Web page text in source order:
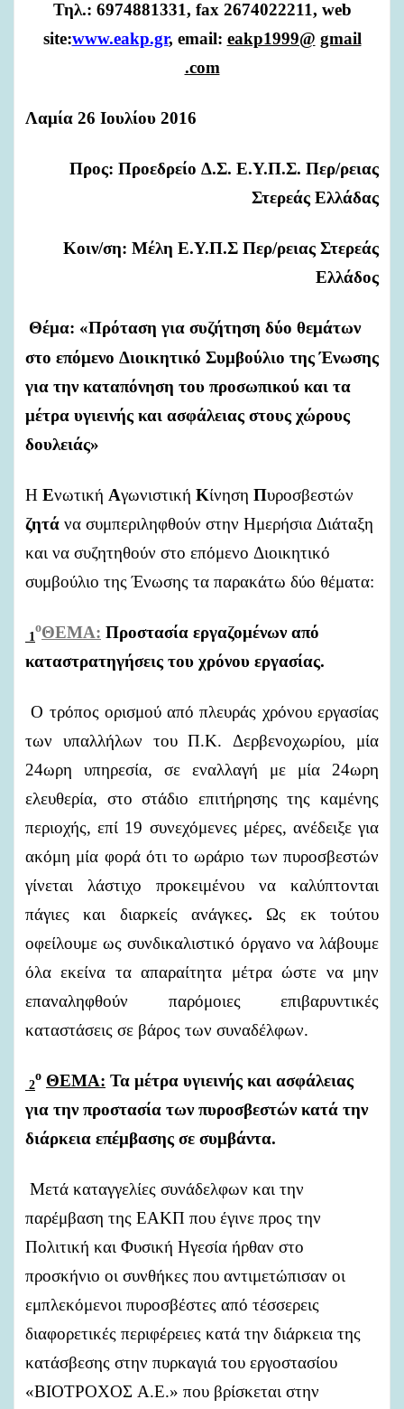
Τηλ.: 6974881331, fax 2674022211, web
site:www.eakp.gr, email: eakp1999@ gmail
.com
Λαμία 26 Ιουλίου 2016
Προς: Προεδρείο Δ.Σ. Ε.Υ.Π.Σ. Περ/ρειας
Στερεάς Ελλάδας
Κοιν/ση: Μέλη Ε.Υ.Π.Σ Περ/ρειας Στερεάς
Ελλάδος
Θέμα: «Πρόταση για συζήτηση δύο θεμάτων
στο επόμενο Διοικητικό Συμβούλιο της Ένωσης
για την καταπόνηση του προσωπικού και τα
μέτρα υγιεινής και ασφάλειας στους χώρους
δουλειάς»
Η Ενωτική Αγωνιστική Κίνηση Πυροσβεστών
ζητά να συμπεριληφθούν στην Ημερήσια Διάταξη
και να συζητηθούν στο επόμενο Διοικητικό
συμβούλιο της Ένωσης τα παρακάτω δύο θέματα:
1
οΘΕΜΑ: Προστασία εργαζομένων από
καταστρατηγήσεις του χρόνου εργασίας.
Ο τρόπος ορισμού από πλευράς χρόνου εργασίας
των
υπαλλήλων του Π.Κ. Δερβενοχωρίου,
μία
24ωρη
υπηρεσία, σε εναλλαγή με μία
24ωρη
ελευθερία, στο στάδιο επιτήρησης της καμένης
περιοχής, επί 19 συνεχόμενες μέρες, ανέδειξε για
ακόμη μία φορά ότι το ωράριο των πυροσβεστών
γίνεται
λάστιχο προκειμένου να
καλύπτονται
πάγιες
και διαρκείς ανάγκες. Ως εκ
τούτου
οφείλουμε ως συνδικαλιστικό όργανο να λάβουμε
όλα εκείνα τα απαραίτητα μέτρα ώστε να μην
επαναληφθούν
παρόμοιες
επιβαρυντικές
καταστάσεις σε βάρος των συναδέλφων.
2
ο ΘΕΜΑ: Τα μέτρα υγιεινής και ασφάλειας
για την προστασία των πυροσβεστών κατά την
διάρκεια επέμβασης σε συμβάντα.
Μετά καταγγελίες συνάδελφων και την
παρέμβαση της ΕΑΚΠ που έγινε προς την
Πολιτική και Φυσική Ηγεσία ήρθαν στο
προσκήνιο οι συνθήκες που αντιμετώπισαν οι
εμπλεκόμενοι πυροσβέστες από τέσσερεις
διαφορετικές περιφέρειες κατά την διάρκεια της
κατάσβεσης στην πυρκαγιά του εργοστασίου
«ΒΙΟΤΡΟΧΟΣ Α.Ε.» που βρίσκεται στην